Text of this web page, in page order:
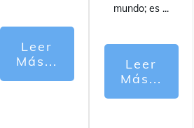
Leer
Más...
mundo; es ...
Leer
Más...